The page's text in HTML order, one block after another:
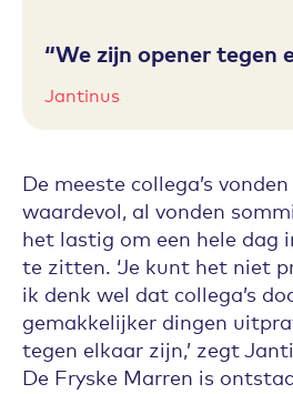
We zijn opener tegen
Jantinus
De meeste collega’s
waardevol, al vonden
het lastig om een hele dag
te zitten. ‘Je kunt het niet
ik denk wel dat collega’s
gemakkelijker dingen
tegen elkaar zijn,’ zegt
De Fryske Marren is